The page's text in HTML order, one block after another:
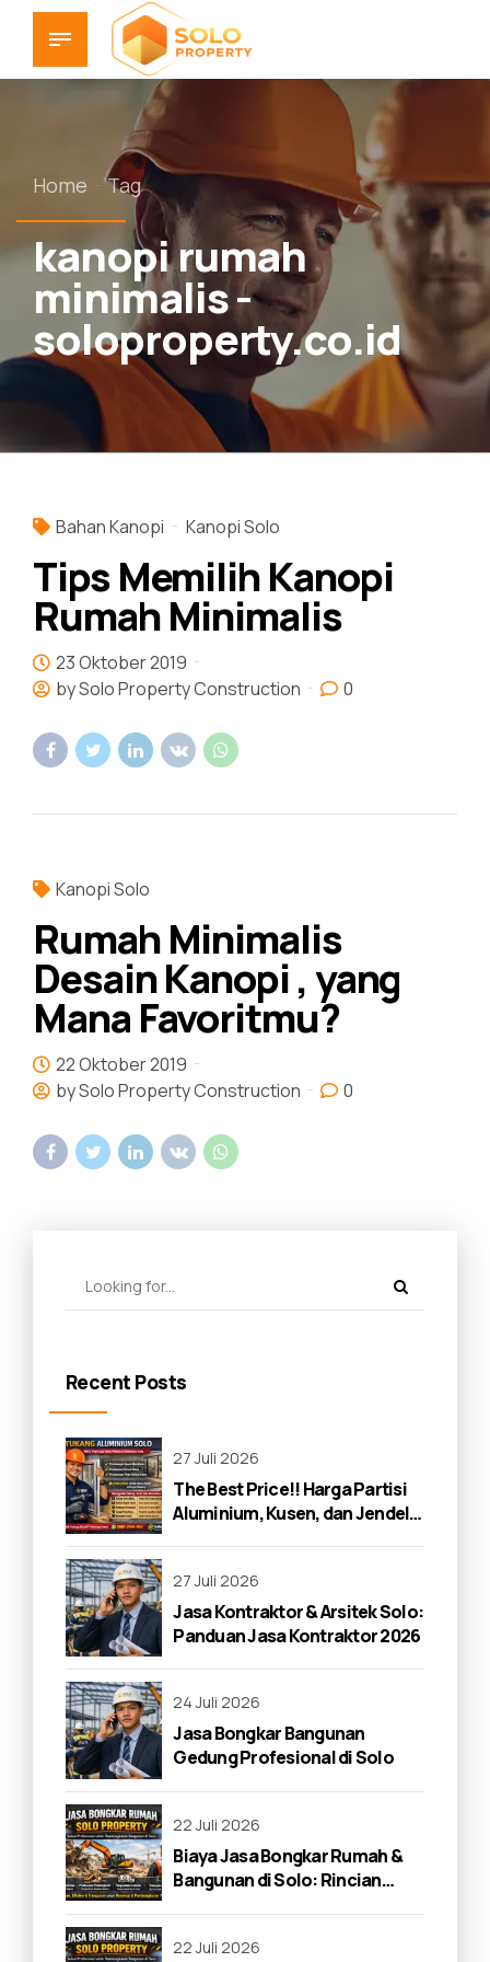
Home Tag
kanopi rumah
minimalis -
soloproperty.co.id
Bahan Kanopi Kanopi Solo
Tips Memilih Kanopi
Rumah Minimalis
23 Oktober 2019
by Solo Property Construction
0
Kanopi Solo
Rumah Minimalis
Desain Kanopi , yang
Mana Favoritmu?
22 Oktober 2019
by Solo Property Construction
0
Recent Posts
27 Juli 2026
The Best Price!! Harga Partisi
Aluminium, Kusen, dan Jendela
27 Juli 2026
Jasa Kontraktor & Arsitek Solo:
Panduan Jasa Kontraktor 2026
24 Juli 2026
Jasa Bongkar Bangunan
Gedung Profesional di Solo
22 Juli 2026
Biaya Jasa Bongkar Rumah &
Bangunan di Solo: Rincian
22 Juli 2026